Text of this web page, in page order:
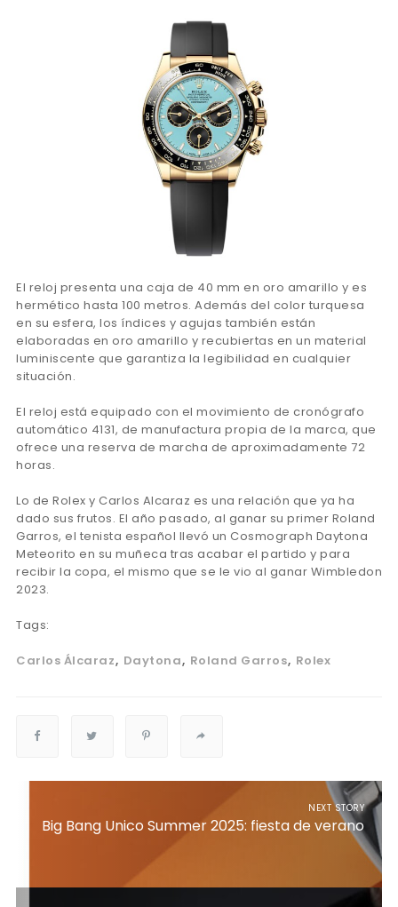
El reloj presenta una caja de 40 mm en oro amarillo y es
hermético hasta 100 metros. Además del color turquesa
en su esfera, los índices y agujas también están
elaboradas en oro amarillo y recubiertas en un material
luminiscente que garantiza la legibilidad en cualquier
situación.
El reloj está equipado con el movimiento de cronógrafo
automático 4131, de manufactura propia de la marca, que
ofrece una reserva de marcha de aproximadamente 72
horas.
Lo de Rolex y Carlos Alcaraz es una relación que ya ha
dado sus frutos. El año pasado, al ganar su primer Roland
Garros, el tenista español llevó un Cosmograph Daytona
Meteorito en su muñeca tras acabar el partido y para
recibir la copa, el mismo que se le vio al ganar Wimbledon
2023.
Tags:
Carlos Álcaraz Daytona Roland Garros Rolex
NEXT STORY
Big Bang Unico Summer 2025: fiesta de verano